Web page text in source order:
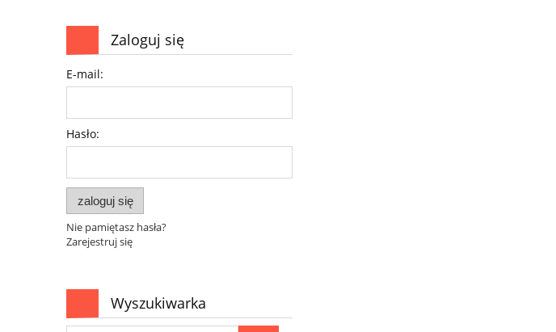
Zaloguj się
E-mail:
Hasło:
zaloguj się
Nie pamiętasz hasła?
Zarejestruj się
Wyszukiwarka